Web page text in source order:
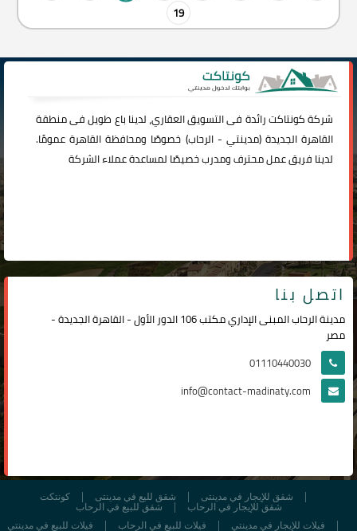
19
شركةكونتاكترائدة فى التسويق العقاري، لدينا باع طويل فى منطقة
القاهرة الجديدة (مدينتي -الرحاب) خصوصًا ومحافظة القاهرة عمومًا.
لدينا فريق عمل محترف ومدرب خصيصًا لمساعدة عملاء الشركة
اتصل بنا
مدينة الرحاب المبنى الإداري مكتب 106 الدور الأول - القاهرة الجديدة -
مصر
01110440030
info@contact-madinaty.com
كونتكت شقق لليع في مدينتى
شقق للإيجار في مدينتى
شقق للبيع في الرحاب
شقق للإيجار في الرحاب
فيلات للبيع في مدينتي
فيلات للبيع في الرحاب
فيلات للإيجار في مدينتي